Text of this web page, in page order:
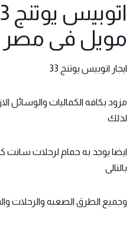
مويل فى مصر
ايجار اتوبيس يوتنج 33
مزود بكافه الكماليات والوسائل
لذلك
ايضا يوجد به حمام لرحلات
بالتالى
وجميع الطرق الصعبه والرحلات